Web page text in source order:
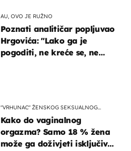
"VRHUNAC" ŽENSKOG SEKSUALNOG
Kako do vaginalnog
orgazma? Samo 18 % žena
može ga doživjeti isključivo
AU, OVO JE RUŽNO
Poznati analitičar popljuvao
Hrgovića: "Lako ga je
pogoditi, ne kreće se, ne